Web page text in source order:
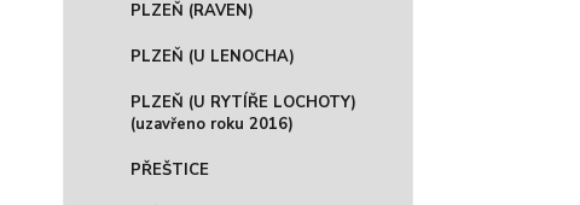
PLZEŇ (RAVEN)
PLZEŇ (U LENOCHA)
PLZEŇ (U RYTÍŘE LOCHOTY)
(uzavřeno roku 2016)
PŘEŠTICE